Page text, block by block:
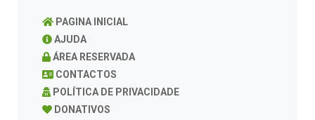
PAGINA INICIAL
AJUDA
ÁREA RESERVADA
CONTACTOS
POLÍTICA DE PRIVACIDADE
DONATIVOS